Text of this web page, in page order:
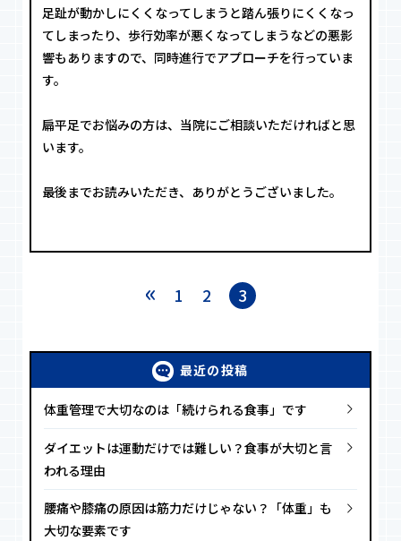
足趾が動かしにくくなってしまうと踏ん張りにくくなっ
てしまったり、歩行効率が悪くなってしまうなどの悪影
響もありますので、同時進行でアプローチを行っていま
す。
扁平足でお悩みの方は、当院にご相談いただければと思
います。
最後までお読みいただき、ありがとうございました。
の
ペ
ー
ジ
送
り
«
固
ペ
ー
ジ
1
固
ペ
ー
ジ
2
固
ー
ジ
3
最近の投稿
体重管理で大切なのは「続けられる食事」です
ダイエットは運動だけでは難しい？食事が大切と言
われる理由
腰痛や膝痛の原因は筋力だけじゃない？「体重」も
大切な要素です